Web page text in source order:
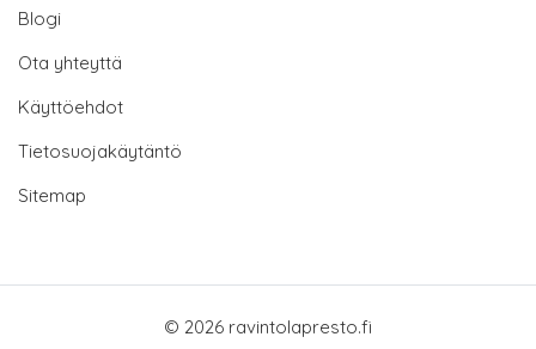
Blogi
Ota yhteyttä
Käyttöehdot
Tietosuojakäytäntö
Sitemap
© 2026 ravintolapresto.fi